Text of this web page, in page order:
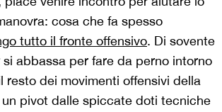
cosa che fa spesso
tutto il fronte offensivo. Di sovente
si abbassa per fare da perno intorno
resto dei movimenti offensivi della
pivot dalle spiccate doti tecniche